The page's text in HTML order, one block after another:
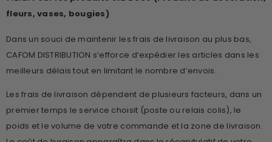
fleurs, vases, bougies)
Dans un souci de maintenir les frais de livraison au plus bas,
CAFOM DISTRIBUTION s’efforce d’expédier les articles dans les
meilleurs délais tout en limitant le nombre d’envois.
Les frais de livraison dépendent de plusieurs facteurs, dans un
premier temps le service choisit (poste ou relais colis), le
poids et le volume de votre commande et la zone de livraison.